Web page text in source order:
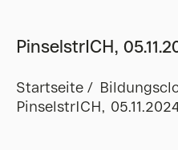
PinselstrICH,
Startseite
PinselstrICH,